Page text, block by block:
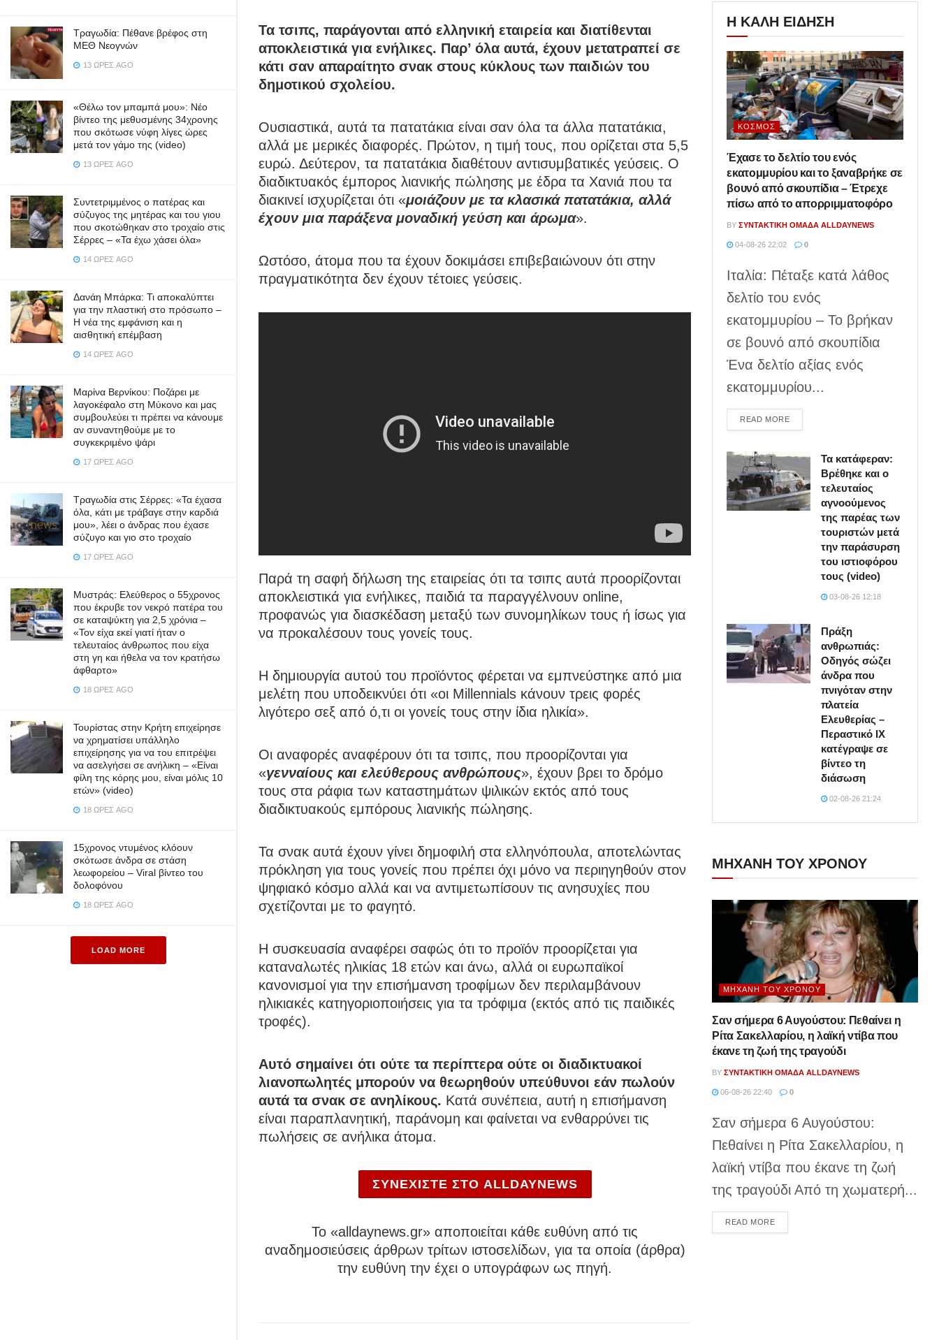
Τραγωδία: Πέθανε βρέφος στη
ΜΕΘ Νεογνών
13 ΏΡΕΣ AGO
«Θέλω τον μπαμπά μου»: Νέο
βίντεο της μεθυσμένης 34χρονης
που σκότωσε νύφη λίγες ώρες
μετά τον γάμο της (video)
13 ΏΡΕΣ AGO
Συντετριμμένος ο πατέρας και
σύζυγος της μητέρας και του γιου
που σκοτώθηκαν στο τροχαίο στις
Σέρρες – «Τα έχω χάσει όλα»
14 ΏΡΕΣ AGO
Δανάη Μπάρκα: Τι αποκαλύπτει
για την πλαστική στο πρόσωπο –
Η νέα της εμφάνιση και η
αισθητική επέμβαση
14 ΏΡΕΣ AGO
Μαρίνα Βερνίκου: Ποζάρει με
λαγοκέφαλο στη Μύκονο και μας
συμβουλεύει τι πρέπει να κάνουμε
αν συναντηθούμε με το
συγκεκριμένο ψάρι
17 ΏΡΕΣ AGO
Τραγωδία στις Σέρρες: «Τα έχασα
όλα, κάτι με τράβαγε στην καρδιά
μου», λέει ο άνδρας που έχασε
σύζυγο και γιο στο τροχαίο
17 ΏΡΕΣ AGO
Μυστράς: Ελεύθερος ο 55χρονος
που έκρυβε τον νεκρό πατέρα του
σε καταψύκτη για 2,5 χρόνια –
«Τον είχα εκεί γιατί ήταν ο
τελευταίος άνθρωπος που είχα
στη γη και ήθελα να τον κρατήσω
άφθαρτο»
18 ΏΡΕΣ AGO
Τουρίστας στην Κρήτη επιχείρησε
να χρηματίσει υπάλληλο
επιχείρησης για να του επιτρέψει
να ασελγήσει σε ανήλικη – «Είναι
φίλη της κόρης μου, είναι μόλις 10
ετών» (video)
18 ΏΡΕΣ AGO
15χρονος ντυμένος κλόουν
σκότωσε άνδρα σε στάση
λεωφορείου – Viral βίντεο του
δολοφόνου
18 ΏΡΕΣ AGO
LOAD MORE
Τα τσιπς, παράγονται από ελληνική εταιρεία και διατίθενται
αποκλειστικά για ενήλικες. Παρ’ όλα αυτά, έχουν μετατραπεί σε
κάτι σαν απαραίτητο σνακ στους κύκλους των παιδιών του
δημοτικού σχολείου.
Ουσιαστικά, αυτά τα πατατάκια είναι σαν όλα τα άλλα πατατάκια,
αλλά με μερικές διαφορές. Πρώτον, η τιμή τους, που ορίζεται στα 5,5
ευρώ. Δεύτερον, τα πατατάκια διαθέτουν αντισυμβατικές γεύσεις. Ο
διαδικτυακός έμπορος λιανικής πώλησης με έδρα τα Χανιά που τα
διακινεί ισχυρίζεται ότι «μοιάζουν με τα κλασικά πατατάκια, αλλά
έχουν μια παράξενα μοναδική γεύση και άρωμα».
Ωστόσο, άτομα που τα έχουν δοκιμάσει επιβεβαιώνουν ότι στην
πραγματικότητα δεν έχουν τέτοιες γεύσεις.
Παρά τη σαφή δήλωση της εταιρείας ότι τα τσιπς αυτά προορίζονται
αποκλειστικά για ενήλικες, παιδιά τα παραγγέλνουν online,
προφανώς για διασκέδαση μεταξύ των συνομηλίκων τους ή ίσως για
να προκαλέσουν τους γονείς τους.
Η δημιουργία αυτού του προϊόντος φέρεται να εμπνεύστηκε από μια
μελέτη που υποδεικνύει ότι «οι Millennials κάνουν τρεις φορές
λιγότερο σεξ από ό,τι οι γονείς τους στην ίδια ηλικία».
Οι αναφορές αναφέρουν ότι τα τσιπς, που προορίζονται για
«γενναίους και ελεύθερους ανθρώπους», έχουν βρει το δρόμο
τους στα ράφια των καταστημάτων ψιλικών εκτός από τους
διαδικτυακούς εμπόρους λιανικής πώλησης.
Τα σνακ αυτά έχουν γίνει δημοφιλή στα ελληνόπουλα, αποτελώντας
πρόκληση για τους γονείς που πρέπει όχι μόνο να περιηγηθούν στον
ψηφιακό κόσμο αλλά και να αντιμετωπίσουν τις ανησυχίες που
σχετίζονται με το φαγητό.
Η συσκευασία αναφέρει σαφώς ότι το προϊόν προορίζεται για
καταναλωτές ηλικίας 18 ετών και άνω, αλλά οι ευρωπαϊκοί
κανονισμοί για την επισήμανση τροφίμων δεν περιλαμβάνουν
ηλικιακές κατηγοριοποιήσεις για τα τρόφιμα (εκτός από τις παιδικές
τροφές).
Αυτό σημαίνει ότι ούτε τα περίπτερα ούτε οι διαδικτυακοί
λιανοπωλητές μπορούν να θεωρηθούν υπεύθυνοι εάν πωλούν
αυτά τα σνακ σε ανηλίκους. Κατά συνέπεια, αυτή η επισήμανση
είναι παραπλανητική, παράνομη και φαίνεται να ενθαρρύνει τις
πωλήσεις σε ανήλικα άτομα.
ΣΥΝΕΧΙΣΤΕ ΣΤΟ ALLDAYNEWS
To «alldaynews.gr» αποποιείται κάθε ευθύνη από τις
αναδημοσιεύσεις άρθρων τρίτων ιστοσελίδων, για τα οποία (άρθρα)
την ευθύνη την έχει ο υπογράφων ως πηγή.
Η ΚΑΛΗ ΕΙΔΗΣΗ
ΚΌΣΜΟΣ
Έχασε το δελτίο του ενός
εκατομμυρίου και το ξαναβρήκε σε
βουνό από σκουπίδια – Έτρεχε
πίσω από το απορριμματοφόρο
BY ΣΥΝΤΑΚΤΙΚΉ ΟΜΆΔΑ ALLDAYNEWS
04-08-26 22:02 0
Ιταλία: Πέταξε κατά λάθος
δελτίο του ενός
εκατομμυρίου – Το βρήκαν
σε βουνό από σκουπίδια
Ένα δελτίο αξίας ενός
εκατομμυρίου...
READ MOREDETAILS
Τα κατάφεραν:
Βρέθηκε και ο
τελευταίος
αγνοούμενος
της παρέας των
τουριστών μετά
την παράσυρση
του ιστιοφόρου
τους (video)
03-08-26 12:18
Πράξη
ανθρωπιάς:
Οδηγός σώζει
άνδρα που
πνιγόταν στην
πλατεία
Ελευθερίας –
Περαστικό ΙΧ
κατέγραψε σε
βίντεο τη
διάσωση
02-08-26 21:24
ΜΗΧΑΝΗ ΤΟΥ ΧΡΟΝΟΥ
ΜΗΧΑΝΉ ΤΟΥ ΧΡΌΝΟΥ
Σαν σήμερα 6 Αυγούστου: Πεθαίνει η
Ρίτα Σακελλαρίου, η λαϊκή ντίβα που
έκανε τη ζωή της τραγούδι
BY ΣΥΝΤΑΚΤΙΚΉ ΟΜΆΔΑ ALLDAYNEWS
06-08-26 22:40 0
Σαν σήμερα 6 Αυγούστου:
Πεθαίνει η Ρίτα Σακελλαρίου, η
λαϊκή ντίβα που έκανε τη ζωή
της τραγούδι Από τη χωματερή...
READ MOREDETAILS